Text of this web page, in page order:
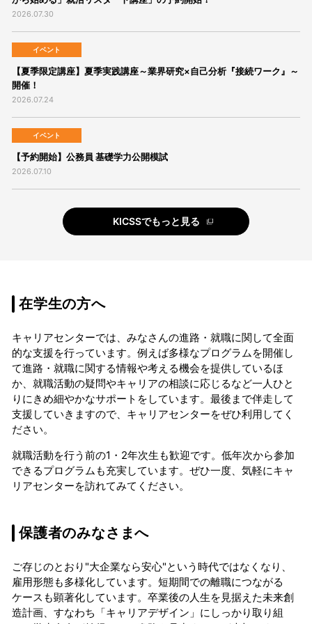
2026.07.30
イベント
【夏季限定講座】夏季実践講座～業界研究×自己分析『接続ワーク』～
開催！
2026.07.24
イベント
【予約開始】公務員 基礎学力公開模試
2026.07.10
KICSSでもっと見る
在学生の方へ
キャリアセンターでは、みなさんの進路・就職に関して全面
的な支援を行っています。例えば多様なプログラムを開催し
て進路・就職に関する情報や考える機会を提供しているほ
か、就職活動の疑問やキャリアの相談に応じるなど一人ひと
りにきめ細やかなサポートをしています。最後まで伴走して
支援していきますので、キャリアセンターをぜひ利用してく
ださい。
就職活動を行う前の1・2年次生も歓迎です。低年次から参加
できるプログラムも充実しています。ぜひ一度、気軽にキャ
リアセンターを訪れてみてください。
保護者のみなさまへ
ご存じのとおり"大企業なら安心"という時代ではなくなり、
雇用形態も多様化しています。短期間での離職につながる
ケースも顕著化しています。卒業後の人生を見据えた未来創
造計画、すなわち「キャリアデザイン」にしっかり取り組